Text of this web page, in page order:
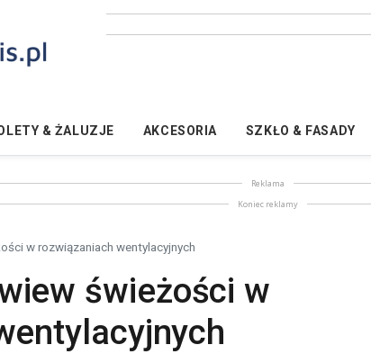
& ŻALUZJE AKCESORIA SZKŁO & FASADY
Reklama
Koniec reklamy
w rozwiązaniach wentylacyjnych
świeżości w